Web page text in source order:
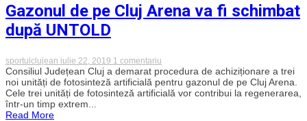
pentru
Cluj,
veșnice
încă
o
personalitate
Gazonul de pe Cluj Arena va fi schimbat
după UNTOLD
sportulclujean iulie 22, 2019 1 comentariu
Gazonul
de
pe
Cluj
Consiliul Județean Cluj a demarat procedura de achiziționare a trei
noi unități de fotosinteză artificială pentru gazonul de pe Cluj Arena.
Cele trei unități de fotosinteză artificială vor contribui la regenerarea,
într-un timp extrem...
Read More